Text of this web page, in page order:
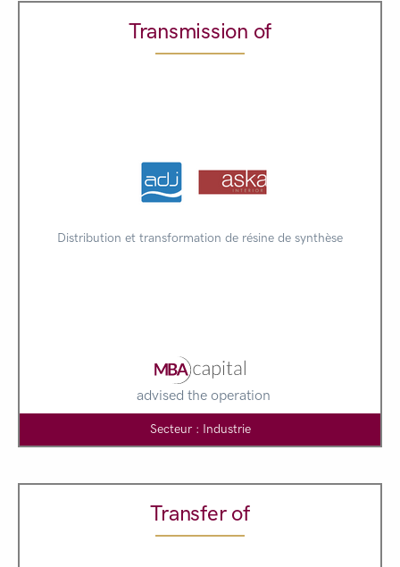
Transmission of
Distribution et transformation de résine de synthèse
advised the operation
Secteur : Industrie
Transfer of